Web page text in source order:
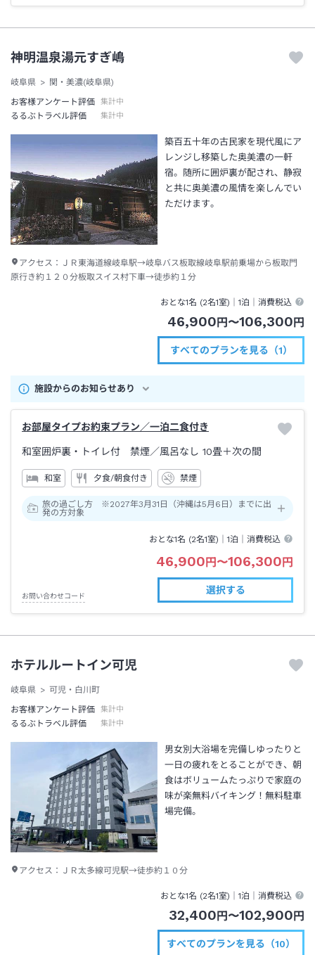
神明温泉湯元すぎ嶋
岐阜県
関・美濃(岐阜県)
お客様アンケート評価
集計中
るるぶトラベル評価 集計中
築百五十年の古民家を現代風にア
レンジし移築した奥美濃の一軒
宿。随所に囲炉裏が配され、静寂
と共に奥美濃の風情を楽しんでい
ただけます。
アクセス： ＪＲ東海道線岐阜駅→岐阜バス板取線岐阜駅前乗場から板取門
原行き約１２０分板取スイス村下車→徒歩約１分
おとな1名 (2名1室)｜1泊 ｜消費税込
46,900円〜106,300円
すべてのプランを見る（1）
施設からのお知らせあり
お部屋タイプお約束プラン／一泊二食付き
和室囲炉裏・トイレ付 禁煙／風呂なし 10畳＋次の間
和室 夕食/朝食付き 禁煙
旅の過ごし方 ※2027年3月31日（沖縄は5月6日）までに出
発の方対象
おとな1名 (2名1室)｜1泊 ｜消費税込
46,900円〜106,300円
お問い合わせコード
選択する
ホテルルートイン可児
岐阜県
可児・白川町
お客様アンケート評価
集計中
るるぶトラベル評価 集計中
男女別大浴場を完備しゆったりと
一日の疲れをとることができ、朝
食はボリュームたっぷりで家庭の
味が楽無料バイキング！無料駐車
場完備。
アクセス： ＪＲ太多線可児駅→徒歩約１０分
おとな1名 (2名1室)｜1泊 ｜消費税込
32,400円〜102,900円
すべてのプランを見る（10）